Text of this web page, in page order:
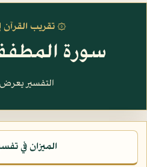
۞ تقريب القرآن
سورة
التفسير يعرض
الميزان في